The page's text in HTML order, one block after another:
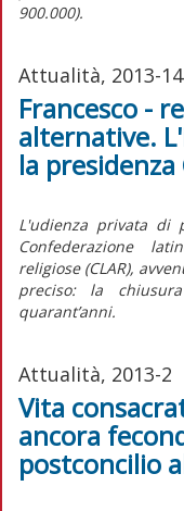
900.000).
Attualità, 2013-14
Francesco -
alternative.
la presidenza
L'udienza privata di
Confederazione
religiose (CLAR),
preciso: la
quarant’anni.
Attualità, 2013-2
Vita
ancora
postconcilio